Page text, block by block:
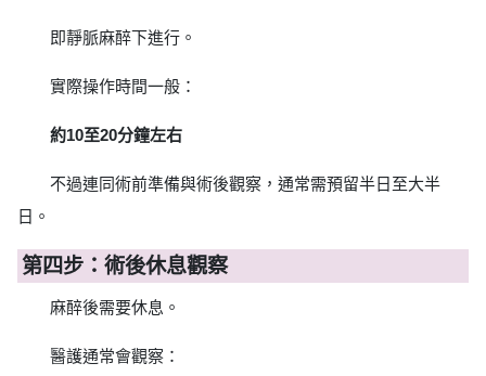
即靜脈麻醉下進行。
實際操作時間一般：
約10至20分鐘左右
不過連同術前準備與術後觀察，通常需預留半日至大半
日。
第四步：術後休息觀察
麻醉後需要休息。
醫護通常會觀察：